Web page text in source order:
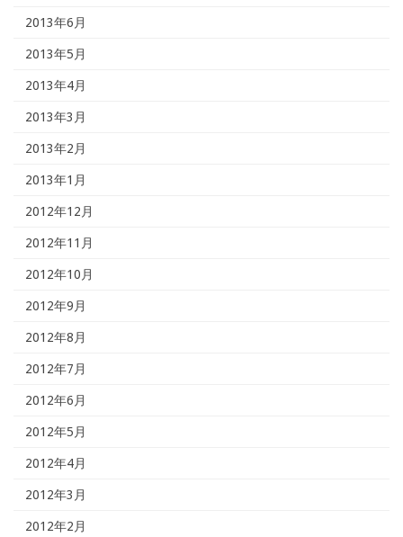
2013年6月
2013年5月
2013年4月
2013年3月
2013年2月
2013年1月
2012年12月
2012年11月
2012年10月
2012年9月
2012年8月
2012年7月
2012年6月
2012年5月
2012年4月
2012年3月
2012年2月